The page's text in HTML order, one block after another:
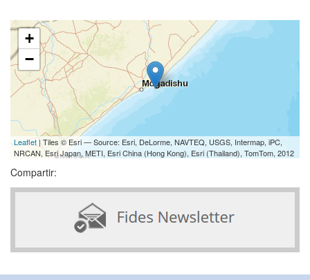
+
−
Leaflet| Tiles © Esri — Source: Esri, DeLorme, NAVTEQ, USGS, Intermap, iPC,
NRCAN, Esri Japan, METI, Esri China (Hong Kong), Esri (Thailand), TomTom, 2012
Compartir: